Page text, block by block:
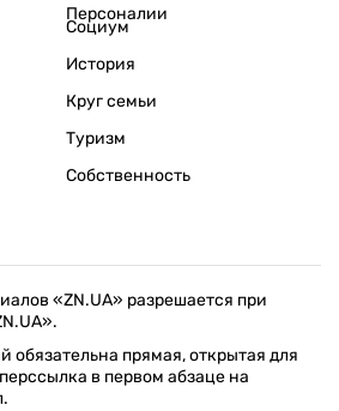
Персоналии
Социум
История
Круг семьи
Туризм
Собственность
«ZN.UA» разрешается при
обязательна прямая, открытая для
в первом абзаце на